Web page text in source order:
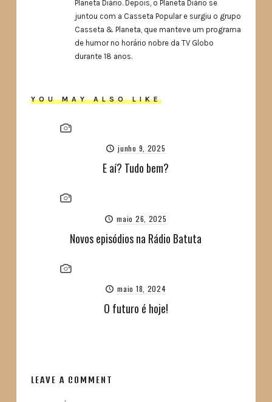
Planeta Diário. Depois, o Planeta Diário se
juntou com a Casseta Popular e surgiu o grupo
Casseta & Planeta, que manteve um programa
de humor no horário nobre da TV Globo
durante 18 anos.
YOU MAY ALSO LIKE
junho 9, 2025
E aí? Tudo bem?
maio 26, 2025
Novos episódios na Rádio Batuta
maio 18, 2024
O futuro é hoje!
LEAVE A COMMENT